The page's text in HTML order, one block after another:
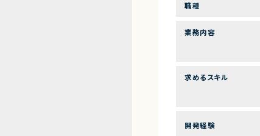
職種
業務内容
求めるスキル
開発経験